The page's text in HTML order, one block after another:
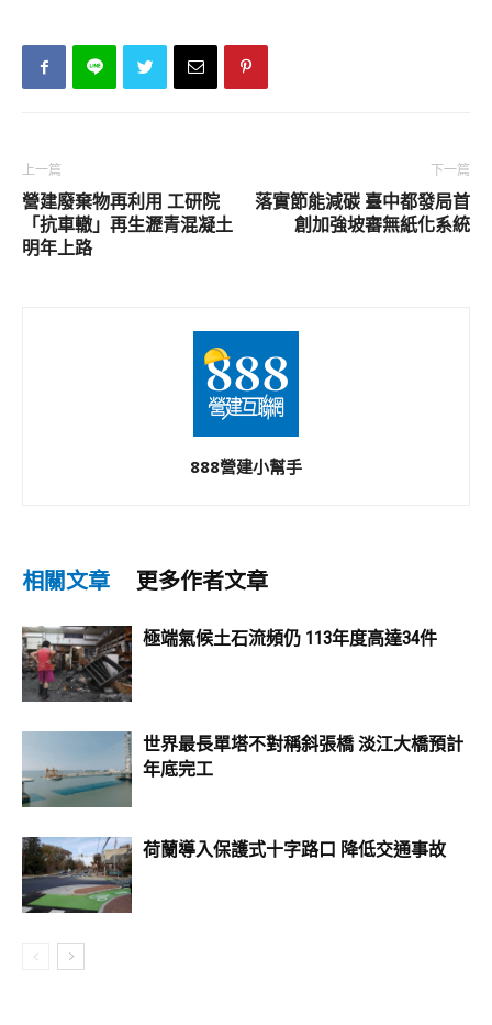
上一篇
營建廢棄物再利用 工研院
「抗車轍」再生瀝青混凝土
明年上路
下一篇
落實節能減碳 臺中都發局首
創加強坡審無紙化系統
888營建小幫手
相關文章 更多作者文章
極端氣候土石流頻仍 113年度高達34件
世界最長單塔不對稱斜張橋 淡江大橋預計
年底完工
荷蘭導入保護式十字路口 降低交通事故